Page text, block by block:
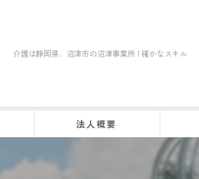
介護は静岡県、沼津市の沼津事業所 | 確かなスキル
法人概要
くらし